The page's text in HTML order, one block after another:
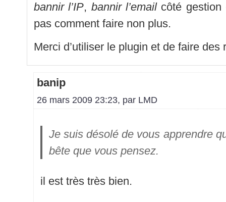
bannir l’IP, bannir l’emailcôté gestion
pas comment faire non plus.
Merci d’utiliser le plugin et de faire des
banip
26 mars 2009 23:23, par LMD
Je suis désolé de vous apprendre
bête que vous pensez.
il est très très bien.